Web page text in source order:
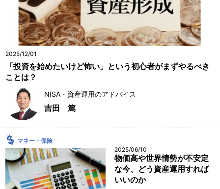
2025/12/01
「投資を始めたいけど怖い」という初心者がまずやるべき
ことは？
NISA・資産運用のアドバイス
吉田 篤
マネー・保険
2025/06/10
物価高や世界情勢が不安定
な今、どう資産運用すれば
いいのか